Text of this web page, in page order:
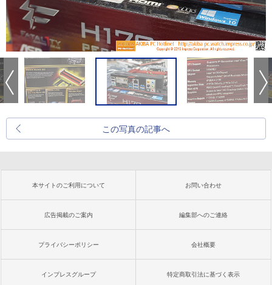
この写真の記事へ
本サイトのご利用について お問い合わせ
広告掲載のご案内 編集部へのご連絡
プライバシーポリシー 会社概要
インプレスグループ 特定商取引法に基づく表示